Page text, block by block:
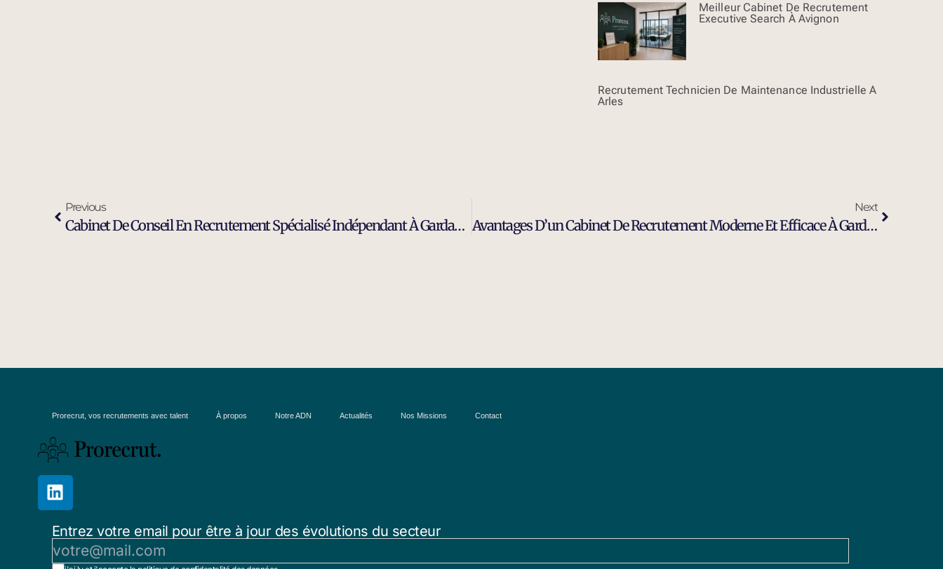
Meilleur Cabinet De Recrutement
Executive Search À Avignon
Recrutement Technicien De Maintenance Industrielle À
Arles
Previous
Cabinet De Conseil En Recrutement Spécialisé Indépendant À Gardanne
Next
Avantages D’un Cabinet De Recrutement Moderne Et Efficace À Gardanne
Prorecrut, vos recrutements avec talent À propos Notre ADN Actualités Nos Missions Contact
Entrez votre email pour être à jour des évolutions du secteur